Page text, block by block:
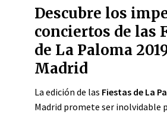
Descubre los
conciertos de las
de La Paloma
Madrid
La edición de las Fiestas de La
Madrid promete ser inolvidable